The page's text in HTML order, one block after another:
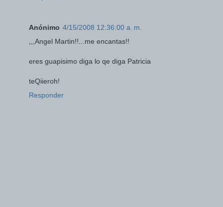
Anónimo 4/15/2008 12:36:00 a. m.
,,,Angel Martin!!...me encantas!!
eres guapisimo diga lo qe diga Patricia
teQiieroh!
Responder